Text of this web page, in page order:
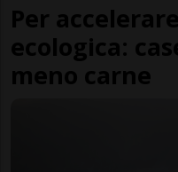
Per
ecologica:
meno carne